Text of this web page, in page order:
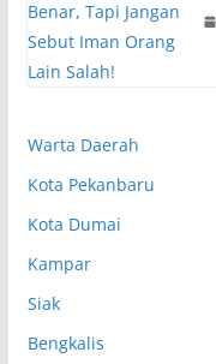
Warta Daerah
Kota Pekanbaru
Kota Dumai
Kampar
Siak
Bengkalis